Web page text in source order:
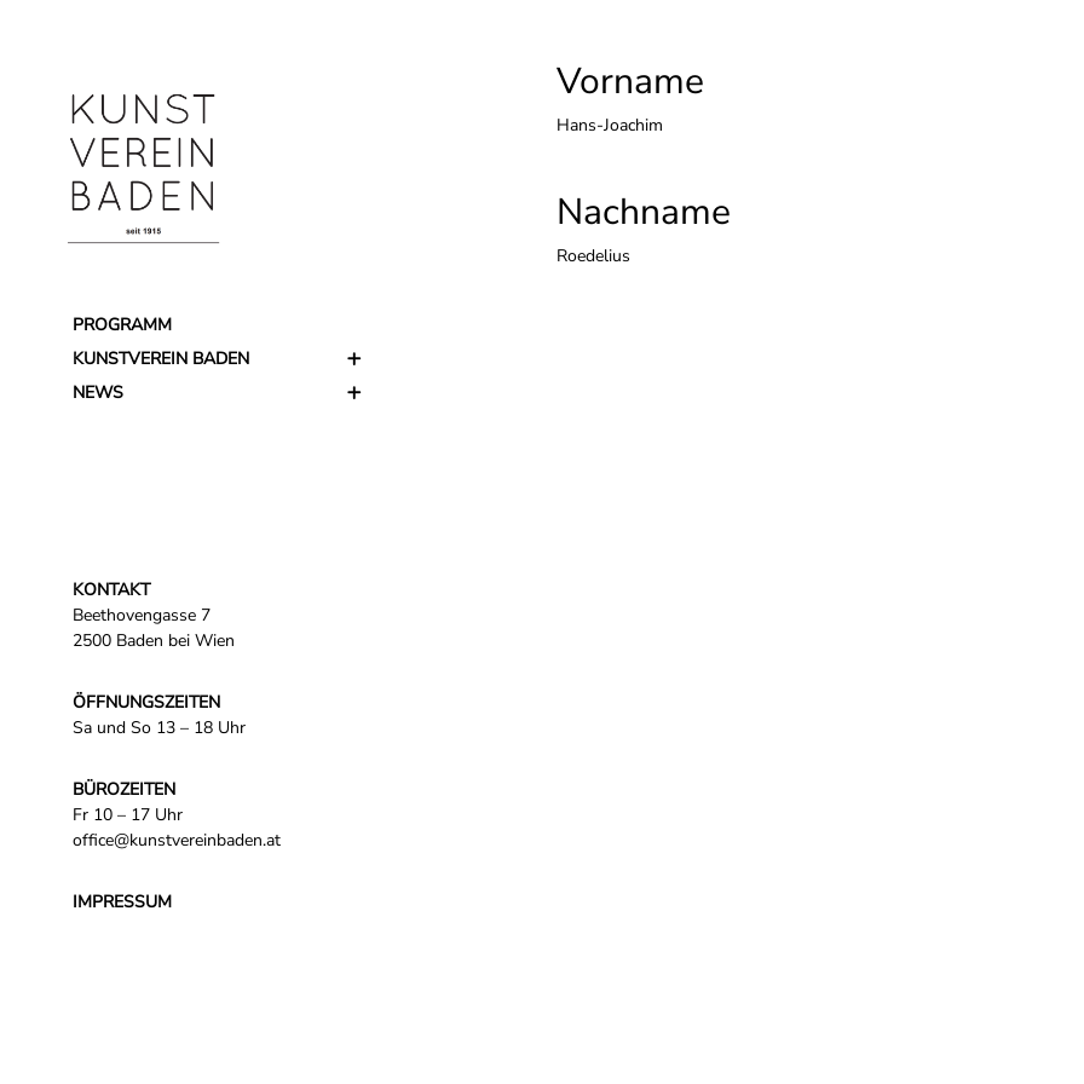
PROGRAMM
KUNSTVEREIN BADEN
NEWS
KONTAKT
Beethovengasse 7
2500 Baden bei Wien
ÖFFNUNGSZEITEN
Sa und So 13 – 18 Uhr
BÜROZEITEN
Fr 10 – 17 Uhr
office@kunstvereinbaden.at
IMPRESSUM
Vorname
Hans-Joachim
Nachname
Roedelius